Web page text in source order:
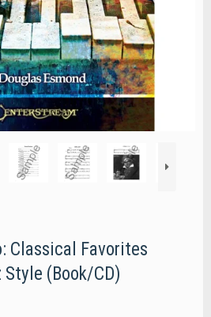
Classical Favorites
Style (Book/CD)